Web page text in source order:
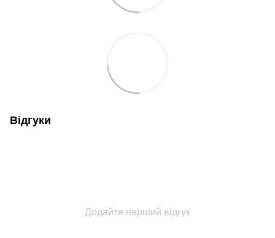
Відгуки
Додайте перший відгук